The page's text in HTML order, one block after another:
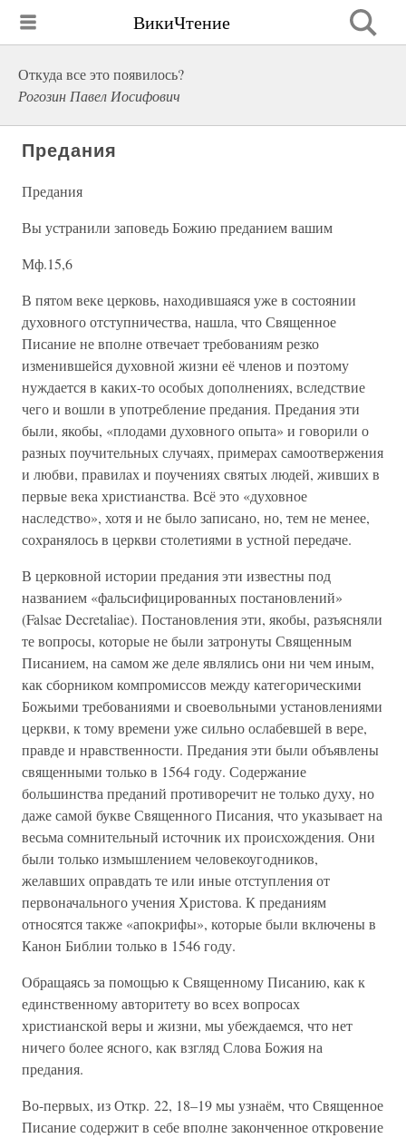
ВикиЧтение
Откуда все это появилось?
Рогозин Павел Иосифович
Предания
Предания
Вы устранили заповедь Божию преданием вашим
Мф.15,6
В пятом веке церковь, находившаяся уже в состоянии
духовного отступничества, нашла, что Священное
Писание не вполне отвечает требованиям резко
изменившейся духовной жизни её членов и поэтому
нуждается в каких-то особых дополнениях, вследствие
чего и вошли в употребление предания. Предания эти
были, якобы, «плодами духовного опыта» и говорили о
разных поучительных случаях, примерах самоотвержения
и любви, правилах и поучениях святых людей, живших в
первые века христианства. Всё это «духовное
наследство», хотя и не было записано, но, тем не менее,
сохранялось в церкви столетиями в устной передаче.
В церковной истории предания эти известны под
названием «фальсифицированных постановлений»
(Falsae Decretaliae). Постановления эти, якобы, разъясняли
те вопросы, которые не были затронуты Священным
Писанием, на самом же деле являлись они ни чем иным,
как сборником компромиссов между категорическими
Божьими требованиями и своевольными установлениями
церкви, к тому времени уже сильно ослабевшей в вере,
правде и нравственности. Предания эти были объявлены
священными только в 1564 году. Содержание
большинства преданий противоречит не только духу, но
даже самой букве Священного Писания, что указывает на
весьма сомнительный источник их происхождения. Они
были только измышлением человекоугодников,
желавших оправдать те или иные отступления от
первоначального учения Христова. К преданиям
относятся также «апокрифы», которые были включены в
Канон Библии только в 1546 году.
Обращаясь за помощью к Священному Писанию, как к
единственному авторитету во всех вопросах
христианской веры и жизни, мы убеждаемся, что нет
ничего более ясного, как взгляд Слова Божия на
предания.
Во-первых, из Откр. 22, 18–19 мы узнаём, что Священное
Писание содержит в себе вполне законченное откровение